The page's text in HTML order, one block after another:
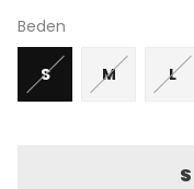
Beden
S M L